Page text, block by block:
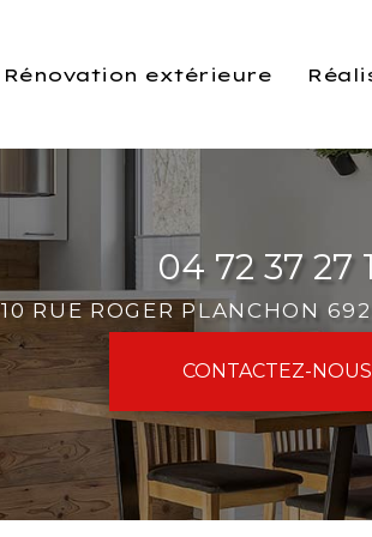
Rénovation extérieure
04 72 37 27
10 RUE ROGER PLANCHON
CONTACTEZ-NOUS